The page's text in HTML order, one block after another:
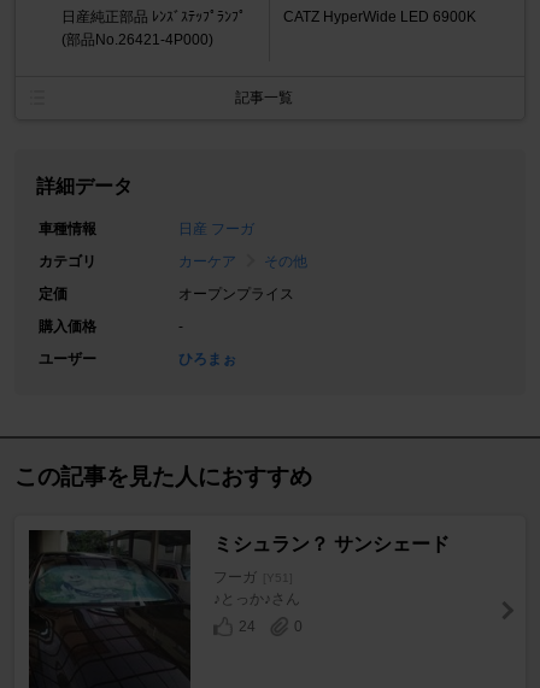
日産純正部品 ﾚﾝｽﾞｽﾃｯﾌﾟﾗﾝﾌﾟ
(部品No.26421-4P000)
CATZ HyperWide LED 6900K
記事一覧
詳細データ
車種情報
日産 フーガ
カテゴリ
カーケア
その他
定価
オープンプライス
購入価格
-
ユーザー
ひろまぉ
この記事を見た人におすすめ
ミシュラン？ サンシェード
フーガ [Y51]
♪とっか♪さん
24
0